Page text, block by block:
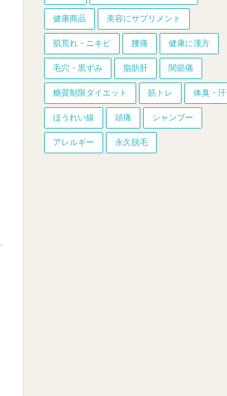
健康商品 美容にサプリメント
肌荒れ・ニキビ 腰痛 健康に漢方
毛穴・黒ずみ 脂肪肝 関節痛
糖質制限ダイエット 筋トレ 体臭・汗
ほうれい線 頭痛 シャンプー
アレルギー 永久脱毛